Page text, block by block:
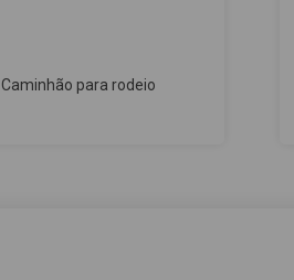
Caminhão para rodeio